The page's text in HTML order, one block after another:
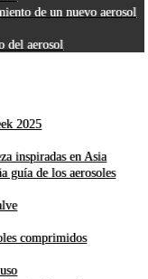
de un nuevo aerosol
del aerosol
2025
inspiradas en Asia
guía de los aerosoles
comprimidos